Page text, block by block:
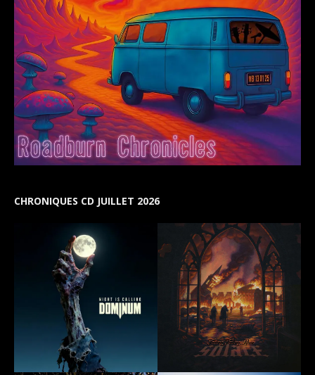
CHRONIQUES CD JUILLET 2026